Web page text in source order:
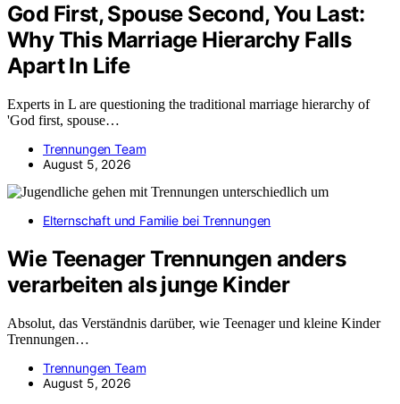
God First, Spouse Second, You Last:
Why This Marriage Hierarchy Falls
Apart In Life
Experts in L are questioning the traditional marriage hierarchy of
'God first, spouse…
Trennungen Team
August 5, 2026
Elternschaft und Familie bei Trennungen
Wie Teenager Trennungen anders
verarbeiten als junge Kinder
Absolut, das Verständnis darüber, wie Teenager und kleine Kinder
Trennungen…
Trennungen Team
August 5, 2026